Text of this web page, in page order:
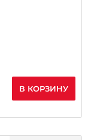
В КОРЗИНУ